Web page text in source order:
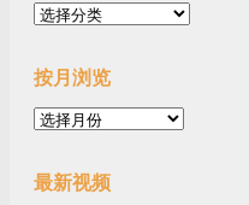
视
按月浏览
按
浏
览
最新视频